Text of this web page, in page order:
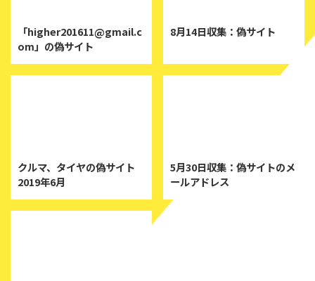
「higher201611@gmail.c
om」の偽サイト
8月14日収集：偽サイト
クルマ、タイヤの偽サイト
2019年6月
5月30日収集：偽サイトのメ
ールアドレス